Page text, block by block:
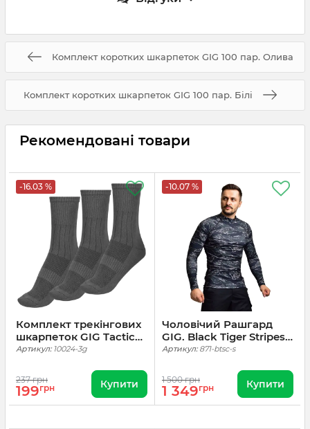
Комплект коротких шкарпеток GIG 100 пар. Олива
Комплект коротких шкарпеток GIG 100 пар. Білі
Рекомендовані товари
-16.03 %
Комплект трекінгових
шкарпеток GIG Tactical
socks Gen. 1. 3 пари Сірі
Артикул: 10024-3g
237 грн
199грн Купити
-10.07 %
Чоловічий Рашгард
GIG. Black Tiger Stripes
Camo
Артикул:871-btsc-s
1 500 грн
1 349грн Купити